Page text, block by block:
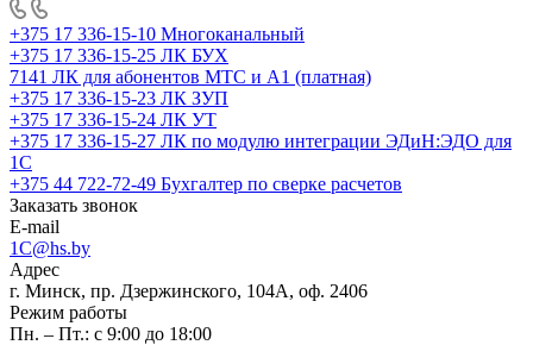
+375 17 336-15-10 Многоканальный
+375 17 336-15-25 ЛК БУХ
7141 ЛК для абонентов МТС и А1 (платная)
+375 17 336-15-23 ЛК ЗУП
+375 17 336-15-24 ЛК УТ
+375 17 336-15-27 ЛК по модулю интеграции ЭДиН:ЭДО для
1С
+375 44 722-72-49 Бухгалтер по сверке расчетов
Заказать звонок
E-mail
1C@hs.by
Адрес
г. Минск, пр. Дзержинского, 104А, оф. 2406
Режим работы
Пн. – Пт.: с 9:00 до 18:00